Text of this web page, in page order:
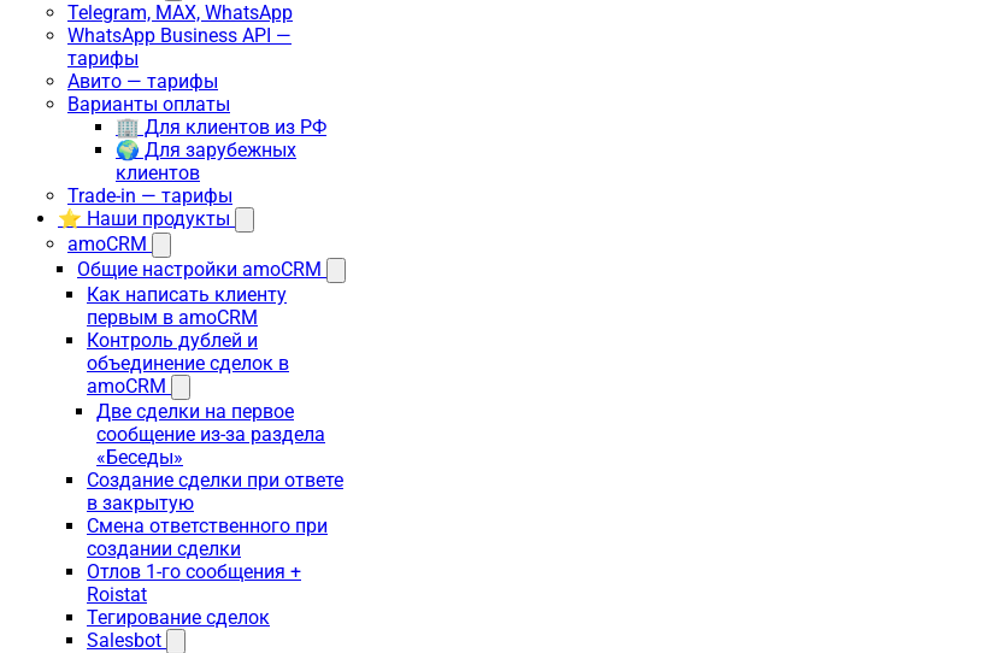
Telegram, MAX, WhatsApp
WhatsApp Business API —
тарифы
Авито — тарифы
Варианты оплаты
🏢 Для клиентов из РФ
🌍 Для зарубежных
клиентов
Trade-in — тарифы
⭐ Наши продукты
amoCRM
Общие настройки amoCRM
Как написать клиенту
первым в amoCRM
Контроль дублей и
объединение сделок в
amoCRM
Две сделки на первое
сообщение из-за раздела
«Беседы»
Создание сделки при ответе
в закрытую
Смена ответственного при
создании сделки
Отлов 1-го сообщения +
Roistat
Тегирование сделок
Salesbot